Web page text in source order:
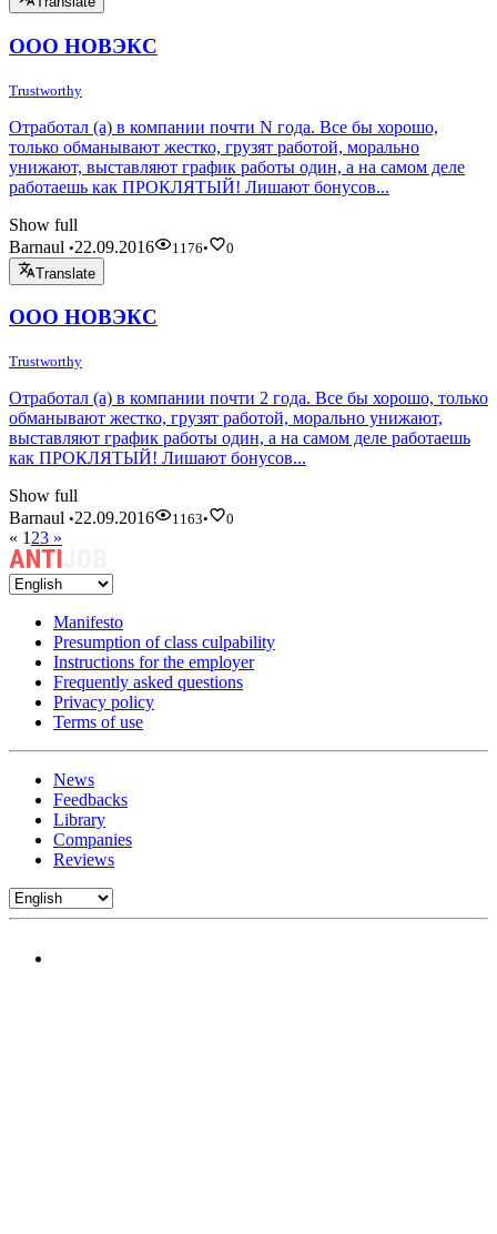
ООО НОВЭКС
Trustworthy
Отработал (а) в компании почти N года. Все бы хорошо,
только обманывают жестко, грузят работой, морально
унижают, выставляют график работы один, а на самом деле
работаешь как ПРОКЛЯТЫЙ! Лишают бонусов...
Show full
Barnaul •22.09.2016 1176•
0
Translate
ООО НОВЭКС
Trustworthy
Отработал (а) в компании почти 2 года. Все бы хорошо, только
обманывают жестко, грузят работой, морально унижают,
выставляют график работы один, а на самом деле работаешь
как ПРОКЛЯТЫЙ! Лишают бонусов...
Show full
Barnaul •22.09.2016 1163• 0
« 1 23 »
Manifesto
Presumption of class culpability
Instructions for the employer
Frequently asked questions
Privacy policy
Terms of use
News
Feedbacks
Library
Companies
Reviews